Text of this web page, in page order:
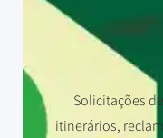
Solicitações
itinerários,